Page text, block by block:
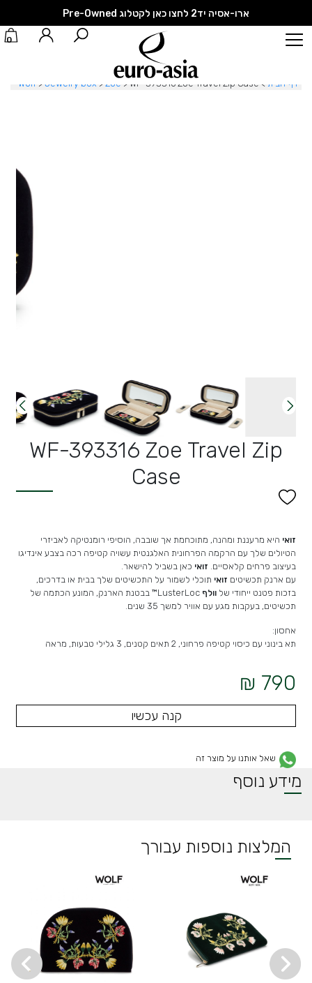
ארו-אסיה יד2 לחצו כאן לקטלוג Pre-Owned
0
דף הבית >
Wolf > Jewelry box > Zoe > WF-393316 Zoe Travel Zip Case
WF-393316 Zoe Travel Zip
Case
זואי היא מרעננת ומהנה, מתוכחמת אך שובבה, הוסיפי רומנטיקה לאביזרי
הטיולים שלך עם הרקמה הפרחונית האלגנטית עשויה קטיפה רכה בצבע אינדיגו
בעיצוב פרחים קלאסיים. זואי כאן בשביל להישאר.
עם ארנק תכשיטים זואי תוכלי לשמור על התכשיטים שלך בבית או בדרכים,
בזכות פטנט ייחודי שלוולף LusterLoc™
בבטנת הארנק, המונע הכתמה של
תכשיטים, בעקבות מגע עם אוויר למשך 35 שנים.
אחסון:
תא בינוני עם כיסוי קטיפה פרחוני, 2 תאים קטנים, 3 גלילי טבעות, מראה
790 ₪
קנה עכשיו
שאל אותנו על מוצר זה
מידע נוסף
המלצות נוספות עבורך